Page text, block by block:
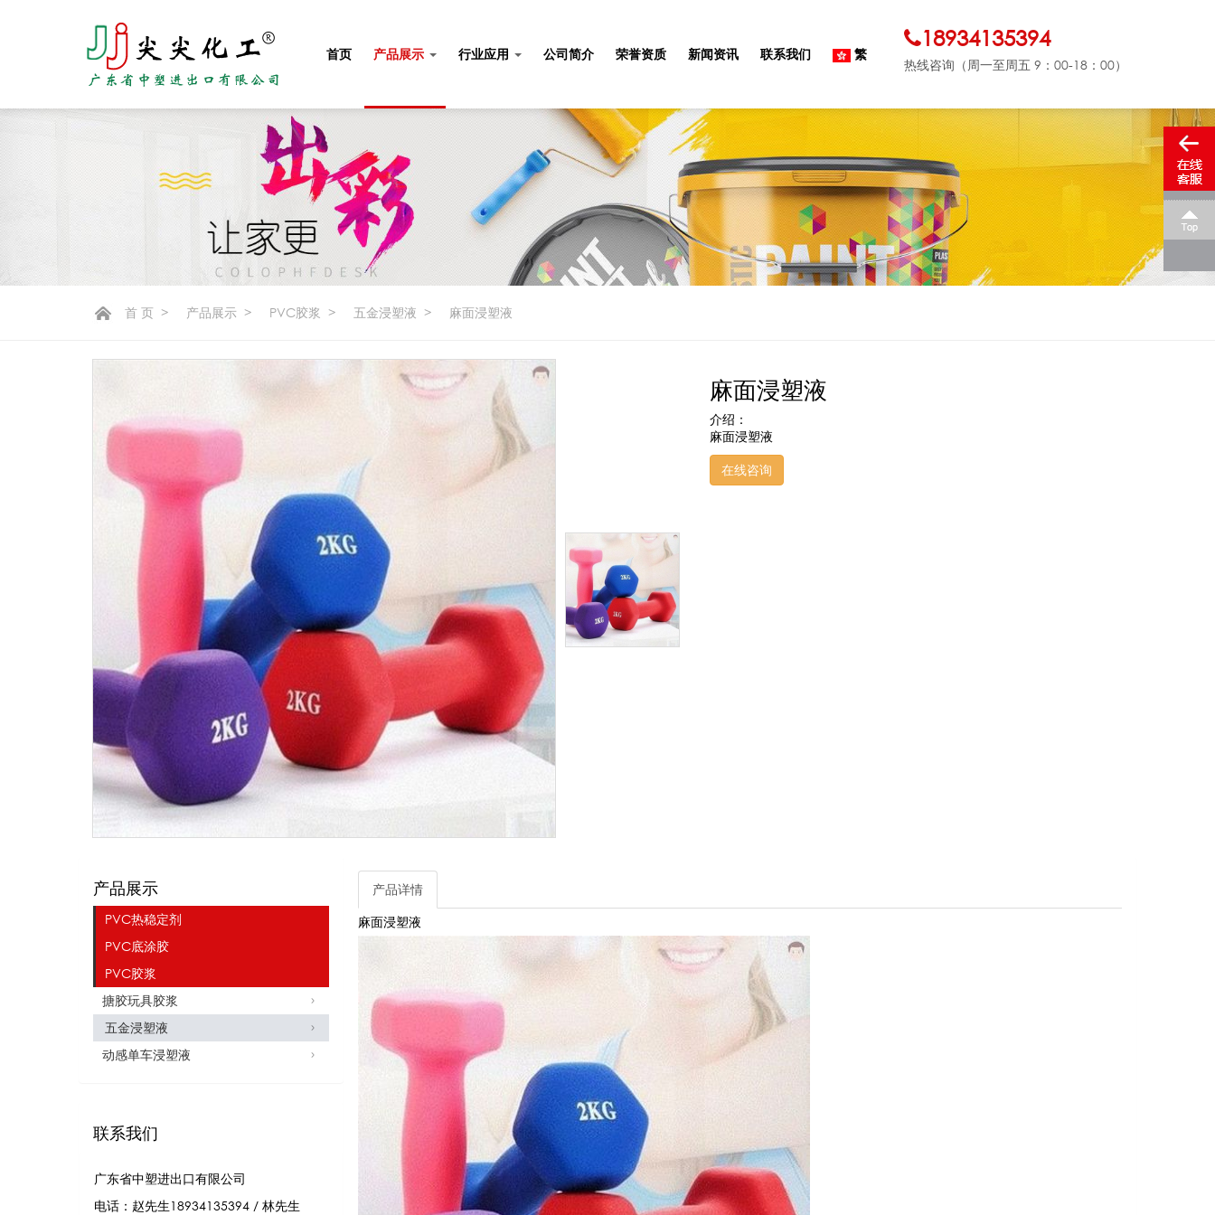
首页 产品展示 行业应用 公司简介 荣誉资质 新闻资讯 联系我们 繁
18934135394
热线咨询（周一至周五 9：00-18：00）
首 页 > 产品展示 > PVC胶浆 > 五金浸塑液 > 麻面浸塑液
麻面浸塑液
介绍：
麻面浸塑液
在线咨询
产品展示
PVC热稳定剂
PVC底涂胶
PVC胶浆
搪胶玩具胶浆
五金浸塑液
动感单车浸塑液
联系我们
广东省中塑进出口有限公司
电话：赵先生18934135394 / 林先生
产品详情
麻面浸塑液